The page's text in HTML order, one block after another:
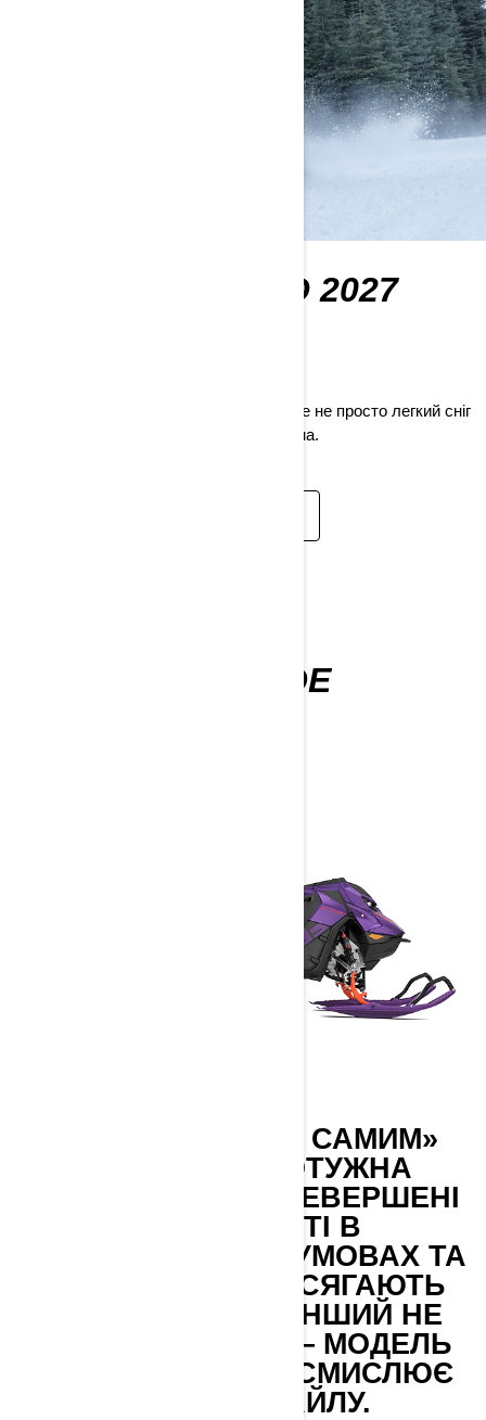
ЛІНІЙКА SKI-DOO 2027
Модельний ряд Ski-Doo 2027 року — це не просто легкий сніг
епічних інновацій, а справжня хуртовина.
FREERIDE
СНІГОХІД З «ТИМ САМИМ»
ФАКТОРОМ. ПОТУЖНА
ДИНАМІКА, НЕПЕРЕВЕРШЕНІ
МОЖЛИВОСТІ В
ЕКСТРЕМАЛЬНИХ УМОВАХ ТА
РАЙДЕРИ, ЯКІ ДОСЯГАЮТЬ
МЕЖ, ЩО НІХТО ІНШИЙ НЕ
НАВАЖУЄТЬСЯ, — МОДЕЛЬ
FREERIDE ПЕРЕОСМИСЛЮЄ
СВІТ ФРІСТАЙЛУ.